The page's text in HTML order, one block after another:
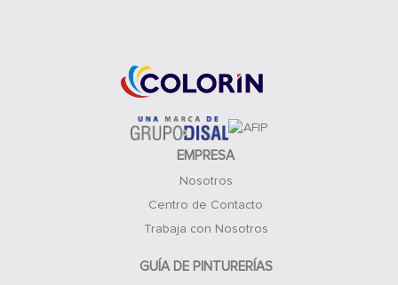
EMPRESA
Nosotros
Centro de Contacto
Trabaja con Nosotros
GUÍA DE PINTURERÍAS